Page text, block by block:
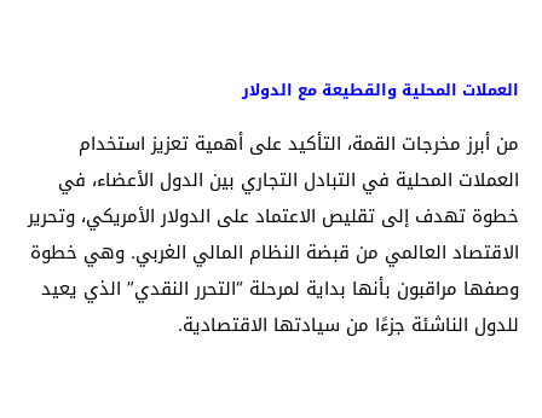
العملات المحلية والقطيعة مع الدولار
من أبرز مخرجات القمة، التأكيد على أهمية تعزيز استخدام
العملات المحلية في التبادل التجاري بين الدول الأعضاء، في
خطوة تهدف إلى تقليص الاعتماد على الدولار الأمريكي، وتحرير
الاقتصاد العالمي من قبضة النظام المالي الغربي. وهي خطوة
وصفها مراقبون بأنها بداية لمرحلة “التحرر النقدي” الذي يعيد
للدول الناشئة جزءًا من سيادتها الاقتصادية.